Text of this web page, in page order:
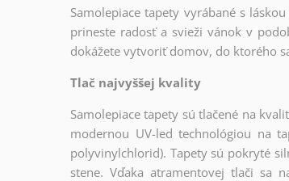
Samolepiace tapety vyrábané s
prineste radosť a svieži vánok v
dokážete vytvoriť domov, do ktorého
Tlač najvyššej kvality
Samolepiace tapety sú tlačené na
modernou UV-led technológiou na
polyvinylchlorid). Tapety sú pokryté
stene. Vďaka atramentovej tlači sa